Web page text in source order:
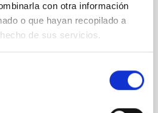
con otra información
o que hayan recopilado a
de sus servicios.
model of star formation,
between the magnetic
the orientation of cores and
vectors appear random